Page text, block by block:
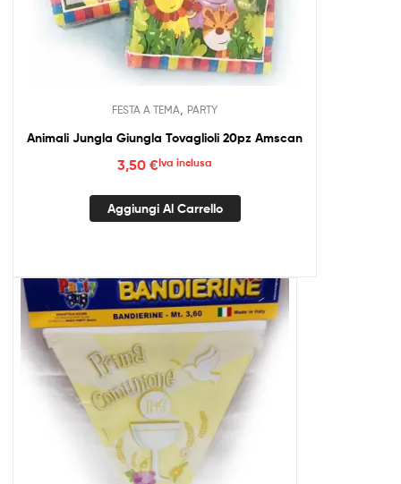
FESTA A TEMA PARTY
Animali Jungla Giungla Tovaglioli 20pz Amscan
3,50 €Iva inclusa
Aggiungi Al Carrello